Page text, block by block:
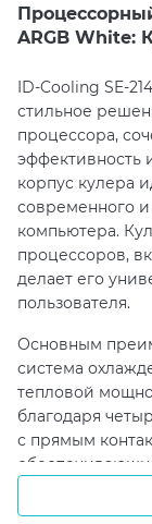
ARGB White:
ID-Cooling SE-
стильное
процессора,
эффективность
корпус кулера
современного
компьютера.
процессоров,
делает его
пользователя.
Основным
система
тепловой
благодаря
с прямым
рассеивание
работает с